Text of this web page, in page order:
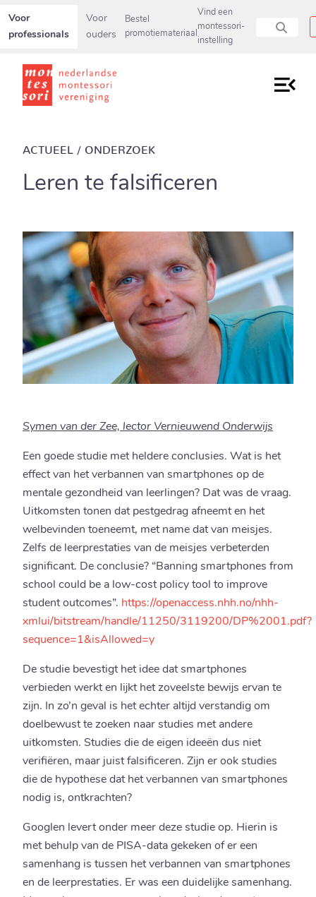
Leren te falsificeren
ACTUEEL / ONDERZOEK
Symen van der Zee, lector Vernieuwend Onderwijs
Een goede studie met heldere conclusies. Wat is het
effect van het verbannen van smartphones op de
mentale gezondheid van leerlingen? Dat was de vraag.
Uitkomsten tonen dat pestgedrag afneemt en het
welbevinden toeneemt, met name dat van meisjes.
Zelfs de leerprestaties van de meisjes verbeterden
significant. De conclusie? “Banning smartphones from
school could be a low-cost policy tool to improve
student outcomes”. https://openaccess.nhh.no/nhh-
xmlui/bitstream/handle/11250/3119200/DP%2001.pdf?
sequence=1&isAllowed=y
De studie bevestigt het idee dat smartphones
verbieden werkt en lijkt het zoveelste bewijs ervan te
zijn. In zo’n geval is het echter altijd verstandig om
doelbewust te zoeken naar studies met andere
uitkomsten. Studies die de eigen ideeën dus niet
verifiëren, maar juist falsificeren. Zijn er ook studies
die de hypothese dat het verbannen van smartphones
nodig is, ontkrachten?
Googlen levert onder meer deze studie op. Hierin is
met behulp van de PISA-data gekeken of er een
samenhang is tussen het verbannen van smartphones
en de leerprestaties. Er was een duidelijke samenhang.
Secundaire navigatiemenu overslaan en direct naar pagina
Voor
professionals
Voor
ouders
Bestel
promotiemateriaal
Vind een
montessori-
instelling